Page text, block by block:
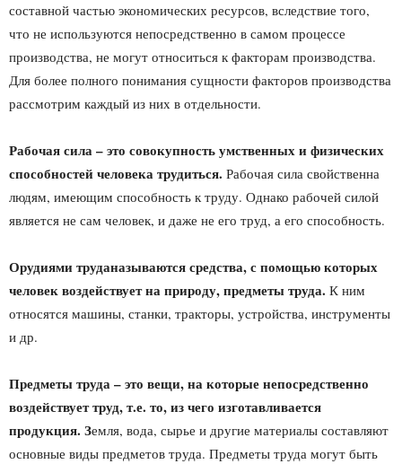
составной частью экономических ресурсов, вследствие того,
что не используются непосредственно в самом процессе
производства, не могут относиться к факторам производства.
Для более полного понимания сущности факторов производства
рассмотрим каждый из них в отдельности.
Рабочая сила – это совокупность умственных и физических
способностей человека трудиться. Рабочая сила свойственна
людям, имеющим способность к труду. Однако рабочей силой
является не сам человек, и даже не его труд, а его способность.
Орудиями труданазываются средства, с помощью которых
человек воздействует на природу, предметы труда. К ним
относятся машины, станки, тракторы, устройства, инструменты
и др.
Предметы труда – это вещи, на которые непосредственно
воздействует труд, т.е. то, из чего изготавливается
продукция. Земля, вода, сырье и другие материалы составляют
основные виды предметов труда. Предметы труда могут быть